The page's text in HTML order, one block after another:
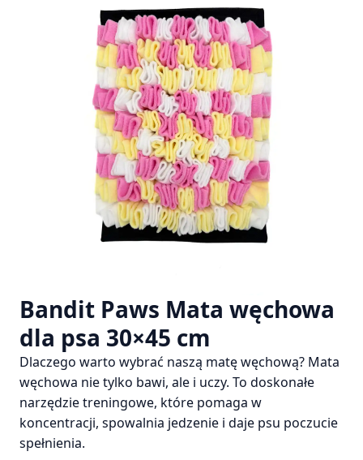
Bandit Paws Mata węchowa
dla psa 30×45 cm
Dlaczego warto wybrać naszą matę węchową? Mata
węchowa nie tylko bawi, ale i uczy. To doskonałe
narzędzie treningowe, które pomaga w
koncentracji, spowalnia jedzenie i daje psu poczucie
spełnienia.